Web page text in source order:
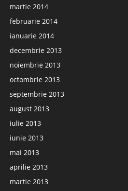
martie 2014
februarie 2014
ianuarie 2014
decembrie 2013
noiembrie 2013
octombrie 2013
septembrie 2013
august 2013
iulie 2013
iunie 2013
mai 2013
aprilie 2013
martie 2013